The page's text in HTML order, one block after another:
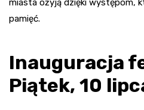
miasta ożyją dzięki występom,
pamięć.
Inauguracja
Piątek, 10